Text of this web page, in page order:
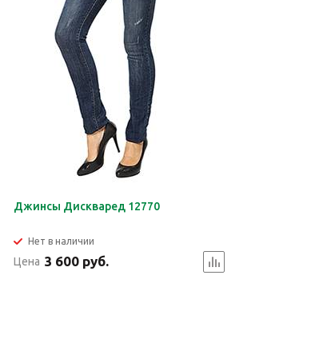
Джинсы Дискваред 12770
Нет в наличии
Цена 3 600 руб.